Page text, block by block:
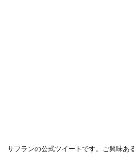
サフランの公式ツイートです。ご興味あ